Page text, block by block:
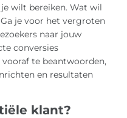
wilt bereiken. Wat wil
je voor het vergroten
naar jouw
conversies
te beantwoorden,
en resultaten
klant?